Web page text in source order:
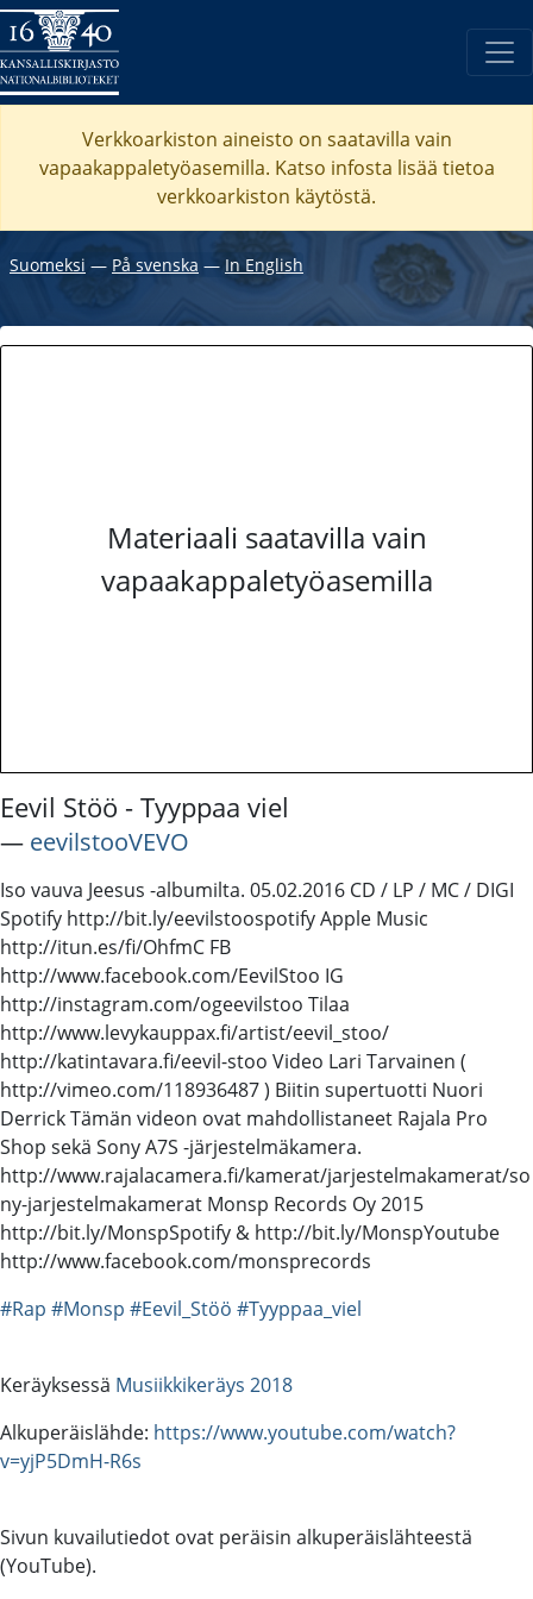
Verkkoarkiston aineisto on saatavilla vain
vapaakappaletyöasemilla. Katso infosta lisää tietoa
verkkoarkiston käytöstä.
Suomeksi ― På svenska ― In English
Materiaali saatavilla vain
vapaakappaletyöasemilla
Eevil Stöö - Tyyppaa viel
― eevilstooVEVO
Iso vauva Jeesus -albumilta. 05.02.2016 CD / LP / MC / DIGI
Spotify http://bit.ly/eevilstoospotify Apple Music
http://itun.es/fi/OhfmC FB
http://www.facebook.com/EevilStoo IG
http://instagram.com/ogeevilstoo Tilaa
http://www.levykauppax.fi/artist/eevil_stoo/
http://katintavara.fi/eevil-stoo Video Lari Tarvainen (
http://vimeo.com/118936487 ) Biitin supertuotti Nuori
Derrick Tämän videon ovat mahdollistaneet Rajala Pro
Shop sekä Sony A7S -järjestelmäkamera.
http://www.rajalacamera.fi/kamerat/jarjestelmakamerat/so
ny-jarjestelmakamerat Monsp Records Oy 2015
http://bit.ly/MonspSpotify & http://bit.ly/MonspYoutube
http://www.facebook.com/monsprecords
#Rap #Monsp #Eevil_Stöö #Tyyppaa_viel
Keräyksessä Musiikkikeräys 2018
Alkuperäislähde: https://www.youtube.com/watch?
v=yjP5DmH-R6s
Sivun kuvailutiedot ovat peräisin alkuperäislähteestä
(YouTube).